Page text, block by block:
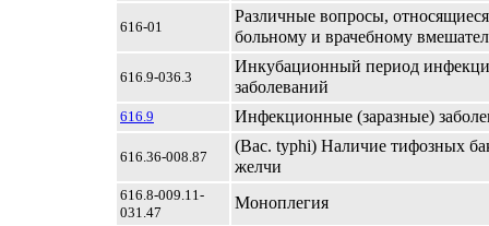
616-01
Различные вопросы,
больному и врачебному
616.9-036.3
Инкубационный период
заболеваний
616.9 Инфекционные (заразные)
616.36-008.87
(Вас. tурhi) Наличие тифозных
желчи
616.8-009.11-
031.47
Моноплегия